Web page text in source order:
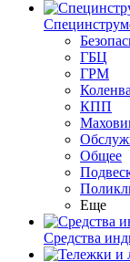
ГБЦ
ГРМ
КПП
Общее
Еще
Средства